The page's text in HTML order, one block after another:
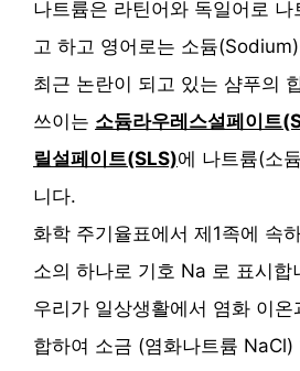
나트륨은 라틴어와 독일어로
고 하고 영어로는 소듐
최근 논란이 되고 있는 샴푸의
쓰이는 소듐라우레스설페이트
릴설페이트(SLS)에 나트륨(소
니다.
화학 주기율표에서 제1족에 속
소의 하나로 기호 Na 로 표시합
우리가 일상생활에서 염화 이
합하여 소금 (염화나트륨 NaCl)